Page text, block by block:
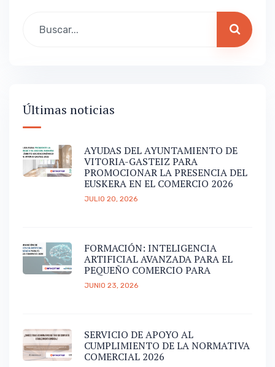
Últimas noticias
AYUDAS DEL AYUNTAMIENTO DE
VITORIA-GASTEIZ PARA
PROMOCIONAR LA PRESENCIA DEL
EUSKERA EN EL COMERCIO 2026
JULIO 20, 2026
FORMACIÓN: INTELIGENCIA
ARTIFICIAL AVANZADA PARA EL
PEQUEÑO COMERCIO PARA
JUNIO 23, 2026
SERVICIO DE APOYO AL
CUMPLIMIENTO DE LA NORMATIVA
COMERCIAL 2026